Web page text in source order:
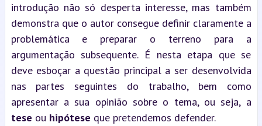
introdução não só desperta interesse, mas também
demonstra que o autor consegue definir claramente a
problemática e preparar o terreno para a
argumentação subsequente. É nesta etapa que se
deve esboçar a questão principal a ser desenvolvida
nas partes seguintes do trabalho, bem como
apresentar a sua opinião sobre o tema, ou seja, a
tese ou hipótese que pretendemos defender.